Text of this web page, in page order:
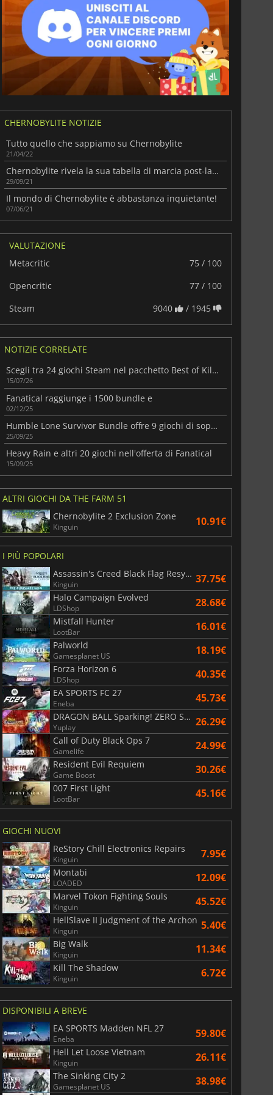
6.77€
WARHAMMER 3
CHERNOBYLITE NOTIZIE
Tutto quello che sappiamo su Chernobylite
21/04/22
Chernobylite rivela la sua tabella di marcia post-lancio!
29/09/21
Il mondo di Chernobylite è abbastanza inquietante!
07/06/21
VALUTAZIONE
Metacritic
75 / 100
Opencritic
77 / 100
Steam
9040 / 1945
NOTIZIE CORRELATE
Scegli tra 24 giochi Steam nel pacchetto Best of Killer Bundle di Fanatical
15/07/26
Fanatical raggiunge i 1500 bundle e
02/12/25
Humble Lone Survivor Bundle offre 9 giochi di sopravvivenza ricchi di risorse
25/09/25
Heavy Rain e altri 20 giochi nell'offerta di Fanatical
15/09/25
ALTRI GIOCHI DA THE FARM 51
Chernobylite 2 Exclusion Zone
Kinguin 10.91€
I PIÙ POPOLARI
Assassin's Creed Black Flag Resynced
Kinguin 37.75€
Halo Campaign Evolved
LDShop 28.68€
Mistfall Hunter
LootBar 16.01€
Palworld
Gamesplanet US 18.19€
Forza Horizon 6
LDShop 40.35€
EA SPORTS FC 27
Eneba 45.73€
DRAGON BALL Sparking! ZERO Super Limit Breaking NEO
Yuplay 26.29€
Call of Duty Black Ops 7
Gamelife 24.99€
Resident Evil Requiem
Game Boost 30.26€
007 First Light
LootBar 45.16€
GIOCHI NUOVI
ReStory Chill Electronics Repairs
Kinguin 7.95€
Montabi
LOADED 12.09€
Marvel Tokon Fighting Souls
Kinguin 45.52€
HellSlave II Judgment of the Archon
Kinguin 5.40€
Big Walk
Kinguin 11.34€
Kill The Shadow
Kinguin 6.72€
DISPONIBILI A BREVE
EA SPORTS Madden NFL 27
Eneba 59.80€
Hell Let Loose Vietnam
Kinguin 26.11€
The Sinking City 2
Gamesplanet US 38.98€